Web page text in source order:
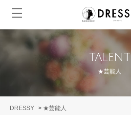
talent
★芸能人
DRESSY > ★芸能人